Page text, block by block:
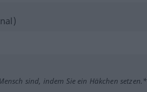
sind, indem Sie ein Häkchen setzen.*